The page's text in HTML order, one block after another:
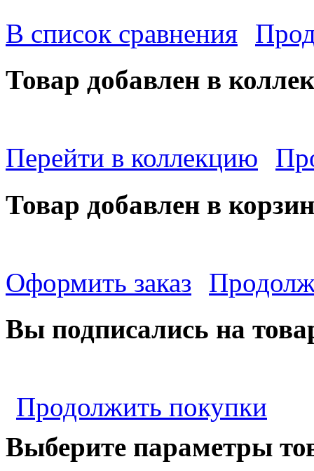
В список сравнения
Товар добавлен в
Перейти в коллекцию
Товар добавлен в
Оформить заказ
Вы подписались на
Продолжить покупки
Выберите параметры